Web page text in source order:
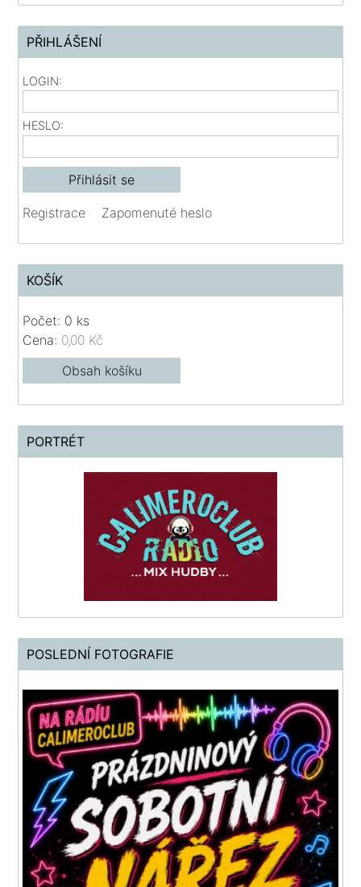
PŘIHLÁŠENÍ
LOGIN:
HESLO:
Registrace Zapomenuté heslo
KOŠÍK
Počet: 0 ks
Cena: 0,00 Kč
Obsah košíku
PORTRÉT
POSLEDNÍ FOTOGRAFIE